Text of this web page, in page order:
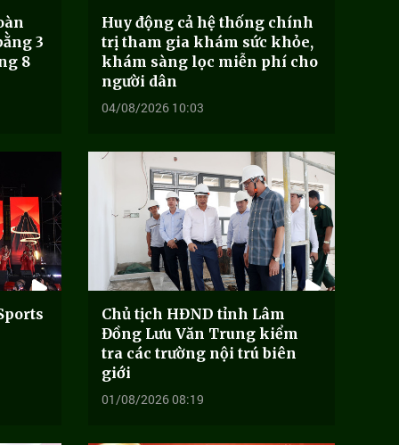
3
8
Huy động cả hệ thống chính
trị tham gia khám sức khỏe,
khám sàng lọc miễn phí cho
người dân
04/08/2026 10:03
Chủ tịch HĐND tỉnh Lâm
Đồng Lưu Văn Trung kiểm
tra các trường nội trú biên
giới
01/08/2026 08:19